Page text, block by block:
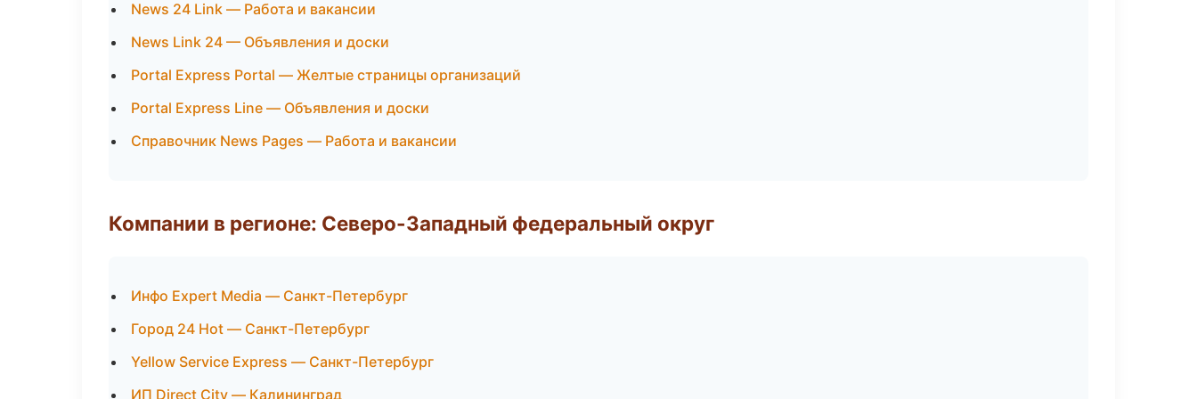
News 24 Link — Работа и вакансии
News Link 24 — Объявления и доски
Portal Express Portal — Желтые страницы организаций
Portal Express Line — Объявления и доски
Справочник News Pages — Работа и вакансии
Компании в регионе: Северо-Западный федеральный округ
Инфо Expert Media — Санкт-Петербург
Город 24 Hot — Санкт-Петербург
Yellow Service Express — Санкт-Петербург
ИП Direct City — Калининград